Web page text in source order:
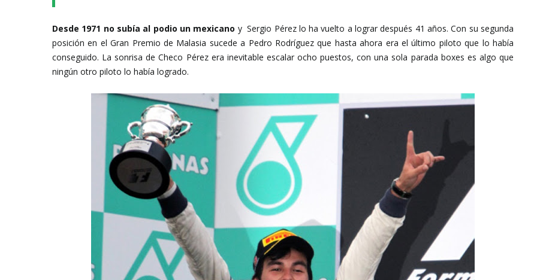
Desde 1971 no subía al podio un mexicano y Sergio Pérez lo ha vuelto a logrardespués 41 años. Con su segunda
posición en el Gran Premio de Malasia sucede a Pedro Rodríguez que hasta ahora era el último piloto que lo había
conseguido. La sonrisa de Checo Pérez era inevitable escalar ocho puestos, con una sola parada boxes es algo que
ningún otro piloto lo había logrado.